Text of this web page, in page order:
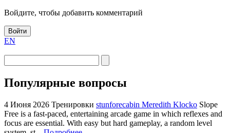
Войдите, чтобы добавить комментарий
Войти
EN
Популярные вопросы
4 Июня 2026 Тренировки stunforecabin Meredith Klocko Slope
Free is a fast-paced, entertaining arcade game in which reflexes and
focus are essential. With easy but hard gameplay, a random level